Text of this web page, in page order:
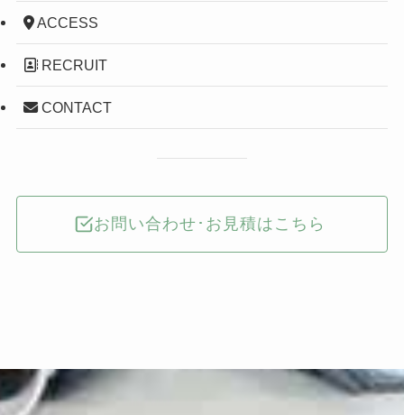
ACCESS
RECRUIT
CONTACT
お問い合わせ･お見積はこちら